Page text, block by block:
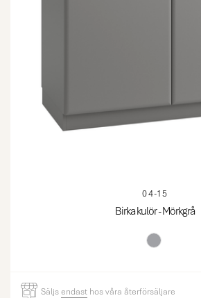
04-15
Birka kulör - Mörkgrå
Säljsendast hos våra återförsäljare